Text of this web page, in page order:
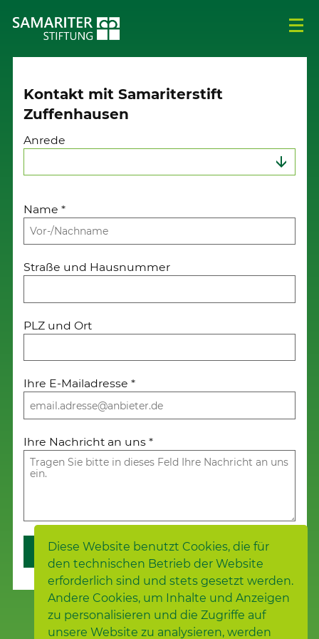
Diese Website benutzt Cookies, die für
den technischen Betrieb der Website
erforderlich sind und stets gesetzt werden.
Andere Cookies, um Inhalte und Anzeigen
zu personalisieren und die Zugriffe auf
unsere Website zu analysieren, werden
Kontakt mit Samariterstift
Zuffenhausen
Anrede
Name*
Straße und Hausnummer
PLZ und Ort
Ihre E-Mailadresse*
Ihre Nachricht an uns*
Weiter